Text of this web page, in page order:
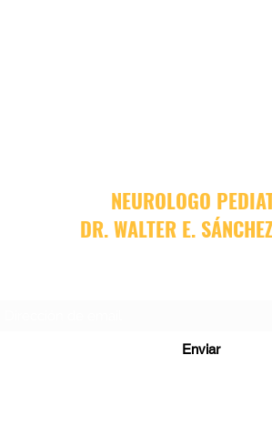
NEUROLOGO
DR. WALTER E.
Enviar